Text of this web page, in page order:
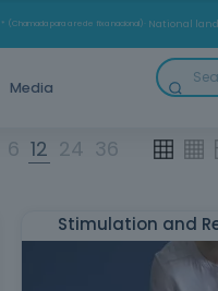
* (Chamada para a rede fixa nacional) · National
Media
6 12 24 36
Stimulation and